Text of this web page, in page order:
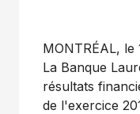
MONTRÉAL, le
La Banque
résultats
de l'exercice